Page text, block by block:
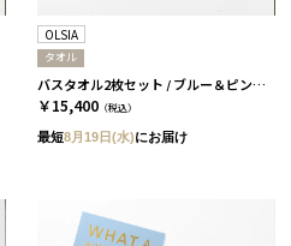
OLSIA
タオル
バスタオル2枚セット / ブルー＆ピンク［オルシア］
￥15,400 （税込）
最短8月19日(水)にお届け